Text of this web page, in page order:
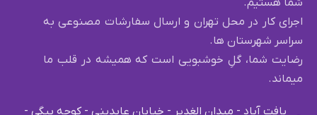
شما هستیم.
اجرای کار در محل تهران و ارسال سفارشات مصنوعی به
سراسر شهرستان ها.
رضایت شما، گلِ خوشبویی است که همیشه در قلب ما
میماند.
یافت آباد - میدان الغدیر - خیابان عابدینی - کوچه بیگی -